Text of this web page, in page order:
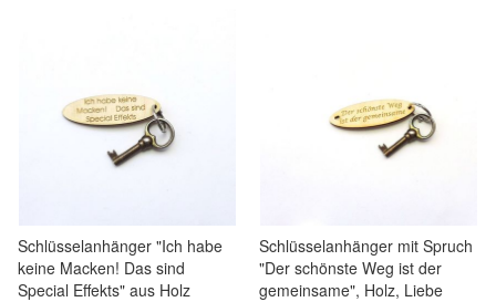
Schlüsselanhänger "Ich habe
keine Macken! Das sind
Special Effekts" aus Holz
Schlüsselanhänger mit Spruch
"Der schönste Weg ist der
gemeinsame", Holz, Liebe